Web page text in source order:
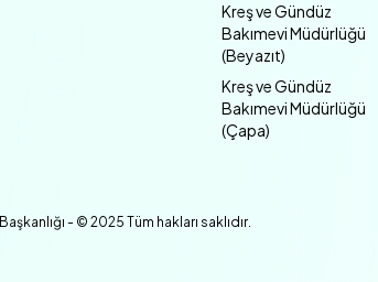
Kreş ve Gündüz
Bakımevi Müdürlüğü
(Beyazıt)
Kreş ve Gündüz
Bakımevi Müdürlüğü
(Çapa)
- © 2025 Tüm hakları saklıdır.